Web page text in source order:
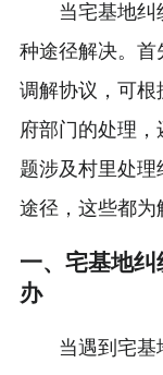
当宅基地纠
种途径解决。
调解协议，可根
府部门的处理
题涉及村里处
途径，这些都为
一、宅基地
办
当遇到宅基